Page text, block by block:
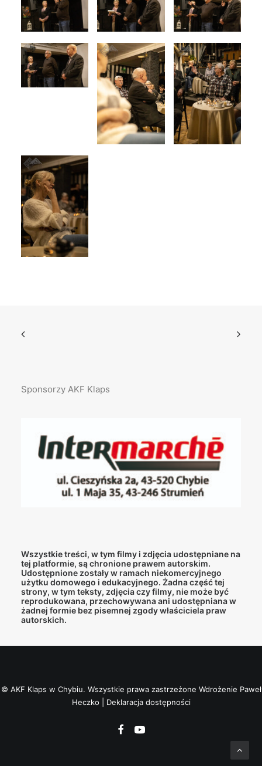
Sponsorzy AKF Klaps
Wszystkie treści, w tym filmy i zdjęcia udostępniane na
tej platformie, są chronione prawem autorskim.
Udostępnione zostały w ramach niekomercyjnego
użytku domowego i edukacyjnego. Żadna część tej
strony, w tym teksty, zdjęcia czy filmy, nie może być
reprodukowana, przechowywana ani udostępniana w
żadnej formie bez pisemnej zgody właściciela praw
autorskich.
© AKF Klaps w Chybiu. Wszystkie prawa zastrzeżone Wdrożenie Paweł
Heczko
Deklaracja dostępności